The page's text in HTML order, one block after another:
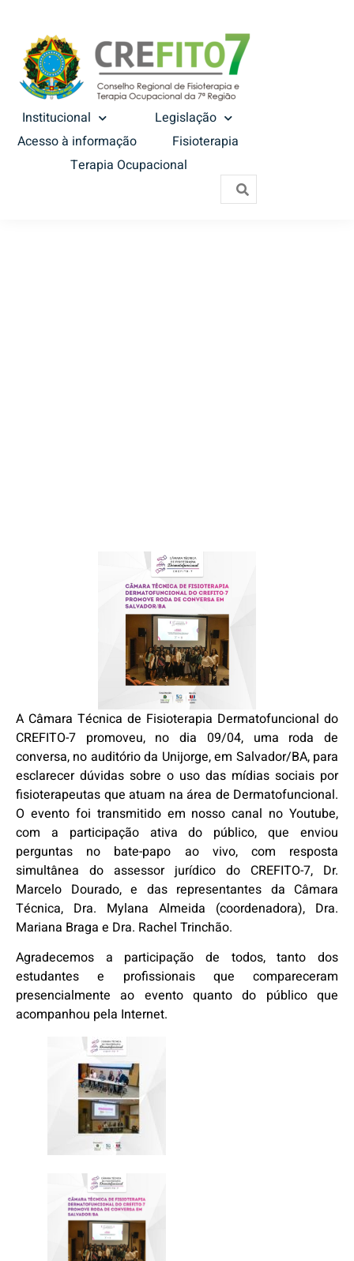
Institucional
Legislação
Acesso à informação
Fisioterapia
Terapia Ocupacional
A Câmara Técnica de Fisioterapia Dermatofuncional do
CREFITO-7 promoveu, no dia 09/04, uma roda de
conversa, no auditório da Unijorge, em Salvador/BA, para
esclarecer dúvidas sobre o uso das mídias sociais por
fisioterapeutas que atuam na área de Dermatofuncional.
O evento foi transmitido em nosso canal no Youtube,
com a participação ativa do público, que enviou
perguntas no bate-papo ao vivo, com resposta
simultânea do assessor jurídico do CREFITO-7, Dr.
Marcelo Dourado, e das representantes da Câmara
Técnica, Dra. Mylana Almeida (coordenadora), Dra.
Mariana Braga e Dra. Rachel Trinchão.
Agradecemos a participação de todos, tanto dos
estudantes e profissionais que compareceram
presencialmente ao evento quanto do público que
acompanhou pela Internet.